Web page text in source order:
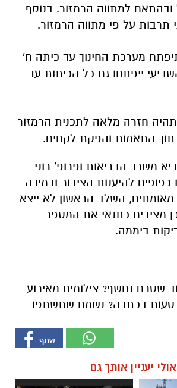
למתווה הרמזור. בנוסף
תרבות על פי מתווה הרמזור.
מערכת החינוך עד כיתה ח'
ייפתחו גם כל הכיתות עד
תהיה חזרה מלאה לתכנית הרמזור
תוך התאמות והפקת לקחים.
משרד הבריאות ופרופ' רוני
כפופים להיענות הציבור ובמידה
ויהיו יותר מ-10% מאומתים, השלב הראשון לא ייצא
מציבים כתנאי את המספר
.
שטרם נחשף? צילומים מאירוע
טעות בכתבה? נשמח שתשתפו
אולי יעניין אותך גם